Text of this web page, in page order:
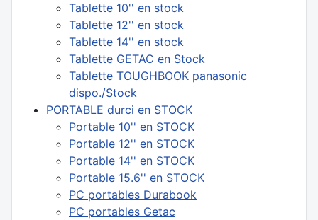
Tablette 10'' en stock
Tablette 12'' en stock
Tablette 14'' en stock
Tablette GETAC en Stock
Tablette TOUGHBOOK panasonic
dispo./Stock
PORTABLE durci en STOCK
Portable 10'' en STOCK
Portable 12'' en STOCK
Portable 14'' en STOCK
Portable 15.6'' en STOCK
PC portables Durabook
PC portables Getac